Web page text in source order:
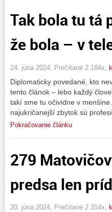
Tak bola tu tá
že bola – v
24. júna 2024, Prečítané 2 184x,
Diplomaticky povedané, kto
tento článok – lebo každý
takí sme tu očividne v
najukričanejší zbytok sú
Pokračovanie článku
279
predsa len
20. júna 2024, Prečítané 2 314x,